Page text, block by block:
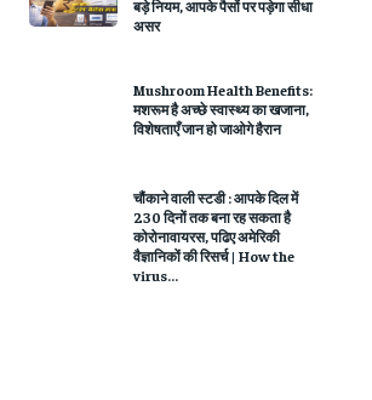
बड़े नियम, आपके पैसों पर पड़ेगा सीधा
असर
Mushroom Health Benefits:
मशरूम है अच्छे स्वास्थ्य का खजाना,
विशेषताएँ जान हो जाओगे हैरान
चौंकाने वाली स्‍टडी : आपके दिल में
230 दिनों तक बना रह सकता है
कोरोनावायरस, पढिए अमे‍रिकी
वैज्ञानिकों की रिसर्च | How the
virus...